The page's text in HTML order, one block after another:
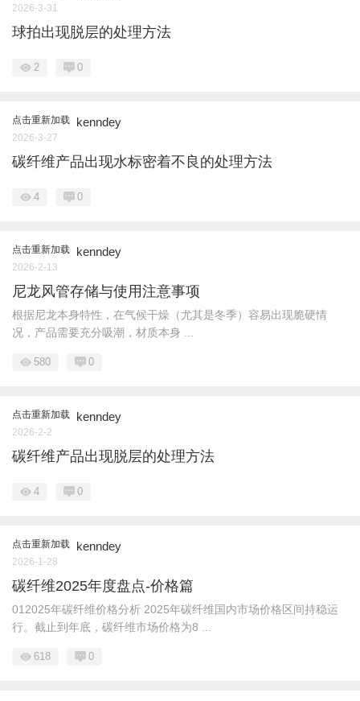
2026-3-31
球拍出现脱层的处理方法
2 0
点击重新加载 kenndey
2026-3-27
碳纤维产品出现水标密着不良的处理方法
4 0
点击重新加载 kenndey
2026-2-13
尼龙风管存储与使用注意事项
根据尼龙本身特性，在气候干燥（尤其是冬季）容易出现脆硬情
况，产品需要充分吸潮，材质本身 ...
580 0
点击重新加载 kenndey
2026-2-2
碳纤维产品出现脱层的处理方法
4 0
点击重新加载 kenndey
2026-1-28
碳纤维2025年度盘点-价格篇
012025年碳纤维价格分析 2025年碳纤维国内市场价格区间持稳运
行。截止到年底，碳纤维市场价格为8 ...
618 0